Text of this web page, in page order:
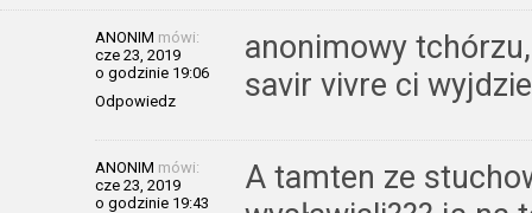
ANONIM mówi:
cze 23, 2019
o godzinie 19:06
Odpowiedz
anonimowy
savir vivre ci
ANONIM mówi:
cze 23, 2019
o godzinie 19:43
A tamten ze